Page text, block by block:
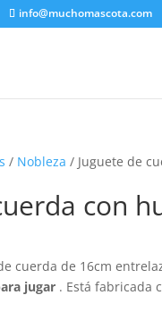
info@muchomascota.com
/ Nobleza / Juguete de
con
cuerda de 16cm
jugar . Está fabricada